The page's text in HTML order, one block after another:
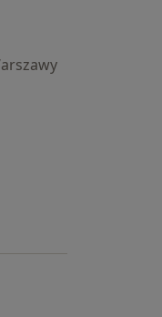
nowej karcie